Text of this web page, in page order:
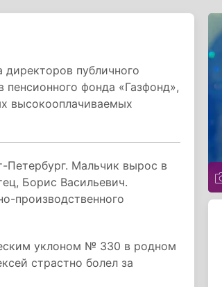
директоров публичного
фонда «Газфонд»,
высокооплачиваемых
Петербург. Мальчик вырос в
Борис Васильевич.
производственного
уклоном № 330 в родном
страстно болел за